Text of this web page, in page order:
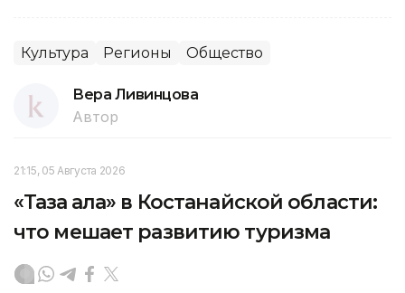
Культура Регионы Общество
Вера Ливинцова
Автор
21:15, 05 Августа 2026
«Таза қала» в Костанайской области:
что мешает развитию туризма